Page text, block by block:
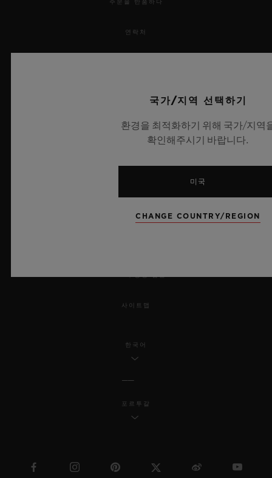
주문을 반품하다
연락처
개인정보 보호
윤리적 약속
사이트맵
한국어
포르투갈
국가/지역 선택하기
환경을 최적화하기 위해 국가/지역
확인해주시기 바랍니다.
미국
CHANGE COUNTRY/REGION